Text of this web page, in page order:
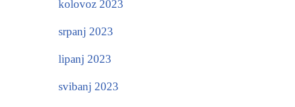
kolovoz 2023
srpanj 2023
lipanj 2023
svibanj 2023